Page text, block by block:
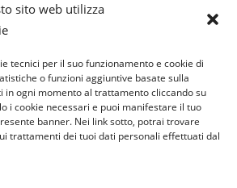
sito web utilizza
tecnici per il suo funzionamento e cookie di
o funzioni aggiuntive basate sulla
in ogni momento al trattamento cliccando su
i cookie necessari e puoi manifestare il tuo
banner. Nei link sotto, potrai trovare
trattamenti dei tuoi dati personali effettuati dal
l’accoglienza nel mondo